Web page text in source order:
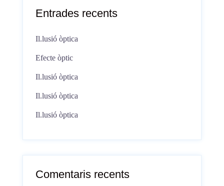
Entrades recents
Il.lusió òptica
Efecte òptic
Il.lusió òptica
Il.lusió òptica
Il.lusió òptica
Comentaris recents